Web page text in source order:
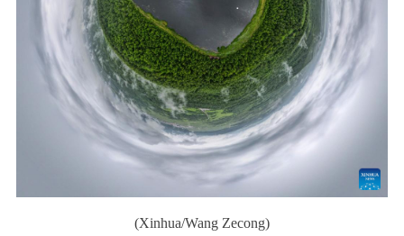
(Xinhua/Wang Zecong)